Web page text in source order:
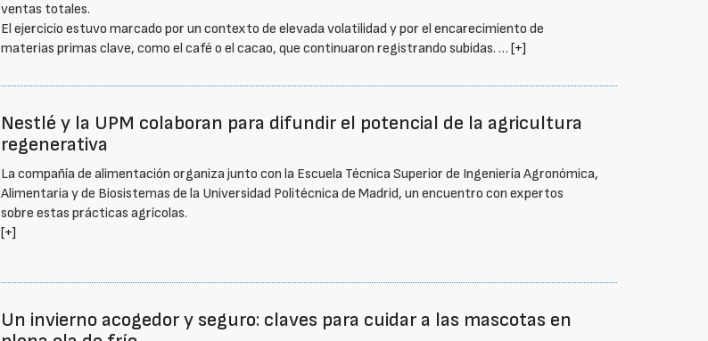
ventas totales.
El ejercicio estuvo marcado por un contexto de elevada volatilidad y por el encarecimiento de
materias primas clave, como el café o el cacao, que continuaron registrando subidas. …[+]
Nestlé y la UPM colaboran para difundir el potencial de la agricultura
regenerativa
La compañía de alimentación organiza junto con la Escuela Técnica Superior de Ingeniería Agronómica,
Alimentaria y de Biosistemas de la Universidad Politécnica de Madrid, un encuentro con expertos
sobre estas prácticas agrícolas.
[+]
Un invierno acogedor y seguro: claves para cuidar a las mascotas en